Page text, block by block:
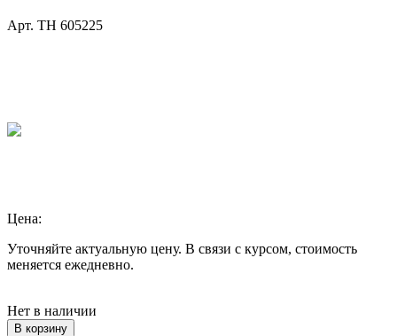
Арт. TH 605225
Цена:
Уточняйте актуальную цену. В связи с курсом, стоимость
меняется ежедневно.
Нет в наличии
В корзину